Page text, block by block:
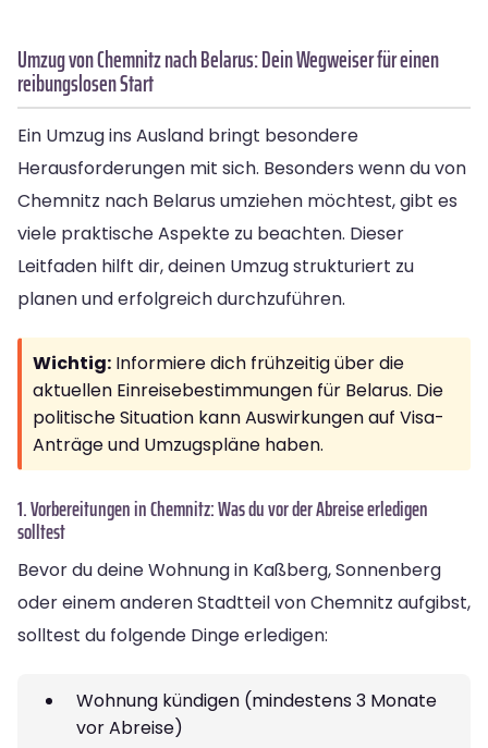
Umzug von Chemnitz nach Belarus: Dein Wegweiser für einen
reibungslosen Start
Ein Umzug ins Ausland bringt besondere
Herausforderungen mit sich. Besonders wenn du von
Chemnitz nach Belarus umziehen möchtest, gibt es
viele praktische Aspekte zu beachten. Dieser
Leitfaden hilft dir, deinen Umzug strukturiert zu
planen und erfolgreich durchzuführen.
Wichtig: Informiere dich frühzeitig über die
aktuellen Einreisebestimmungen für Belarus. Die
politische Situation kann Auswirkungen auf Visa-
Anträge und Umzugspläne haben.
1. Vorbereitungen in Chemnitz: Was du vor der Abreise erledigen
solltest
Bevor du deine Wohnung in Kaßberg, Sonnenberg
oder einem anderen Stadtteil von Chemnitz aufgibst,
solltest du folgende Dinge erledigen:
Wohnung kündigen (mindestens 3 Monate
vor Abreise)